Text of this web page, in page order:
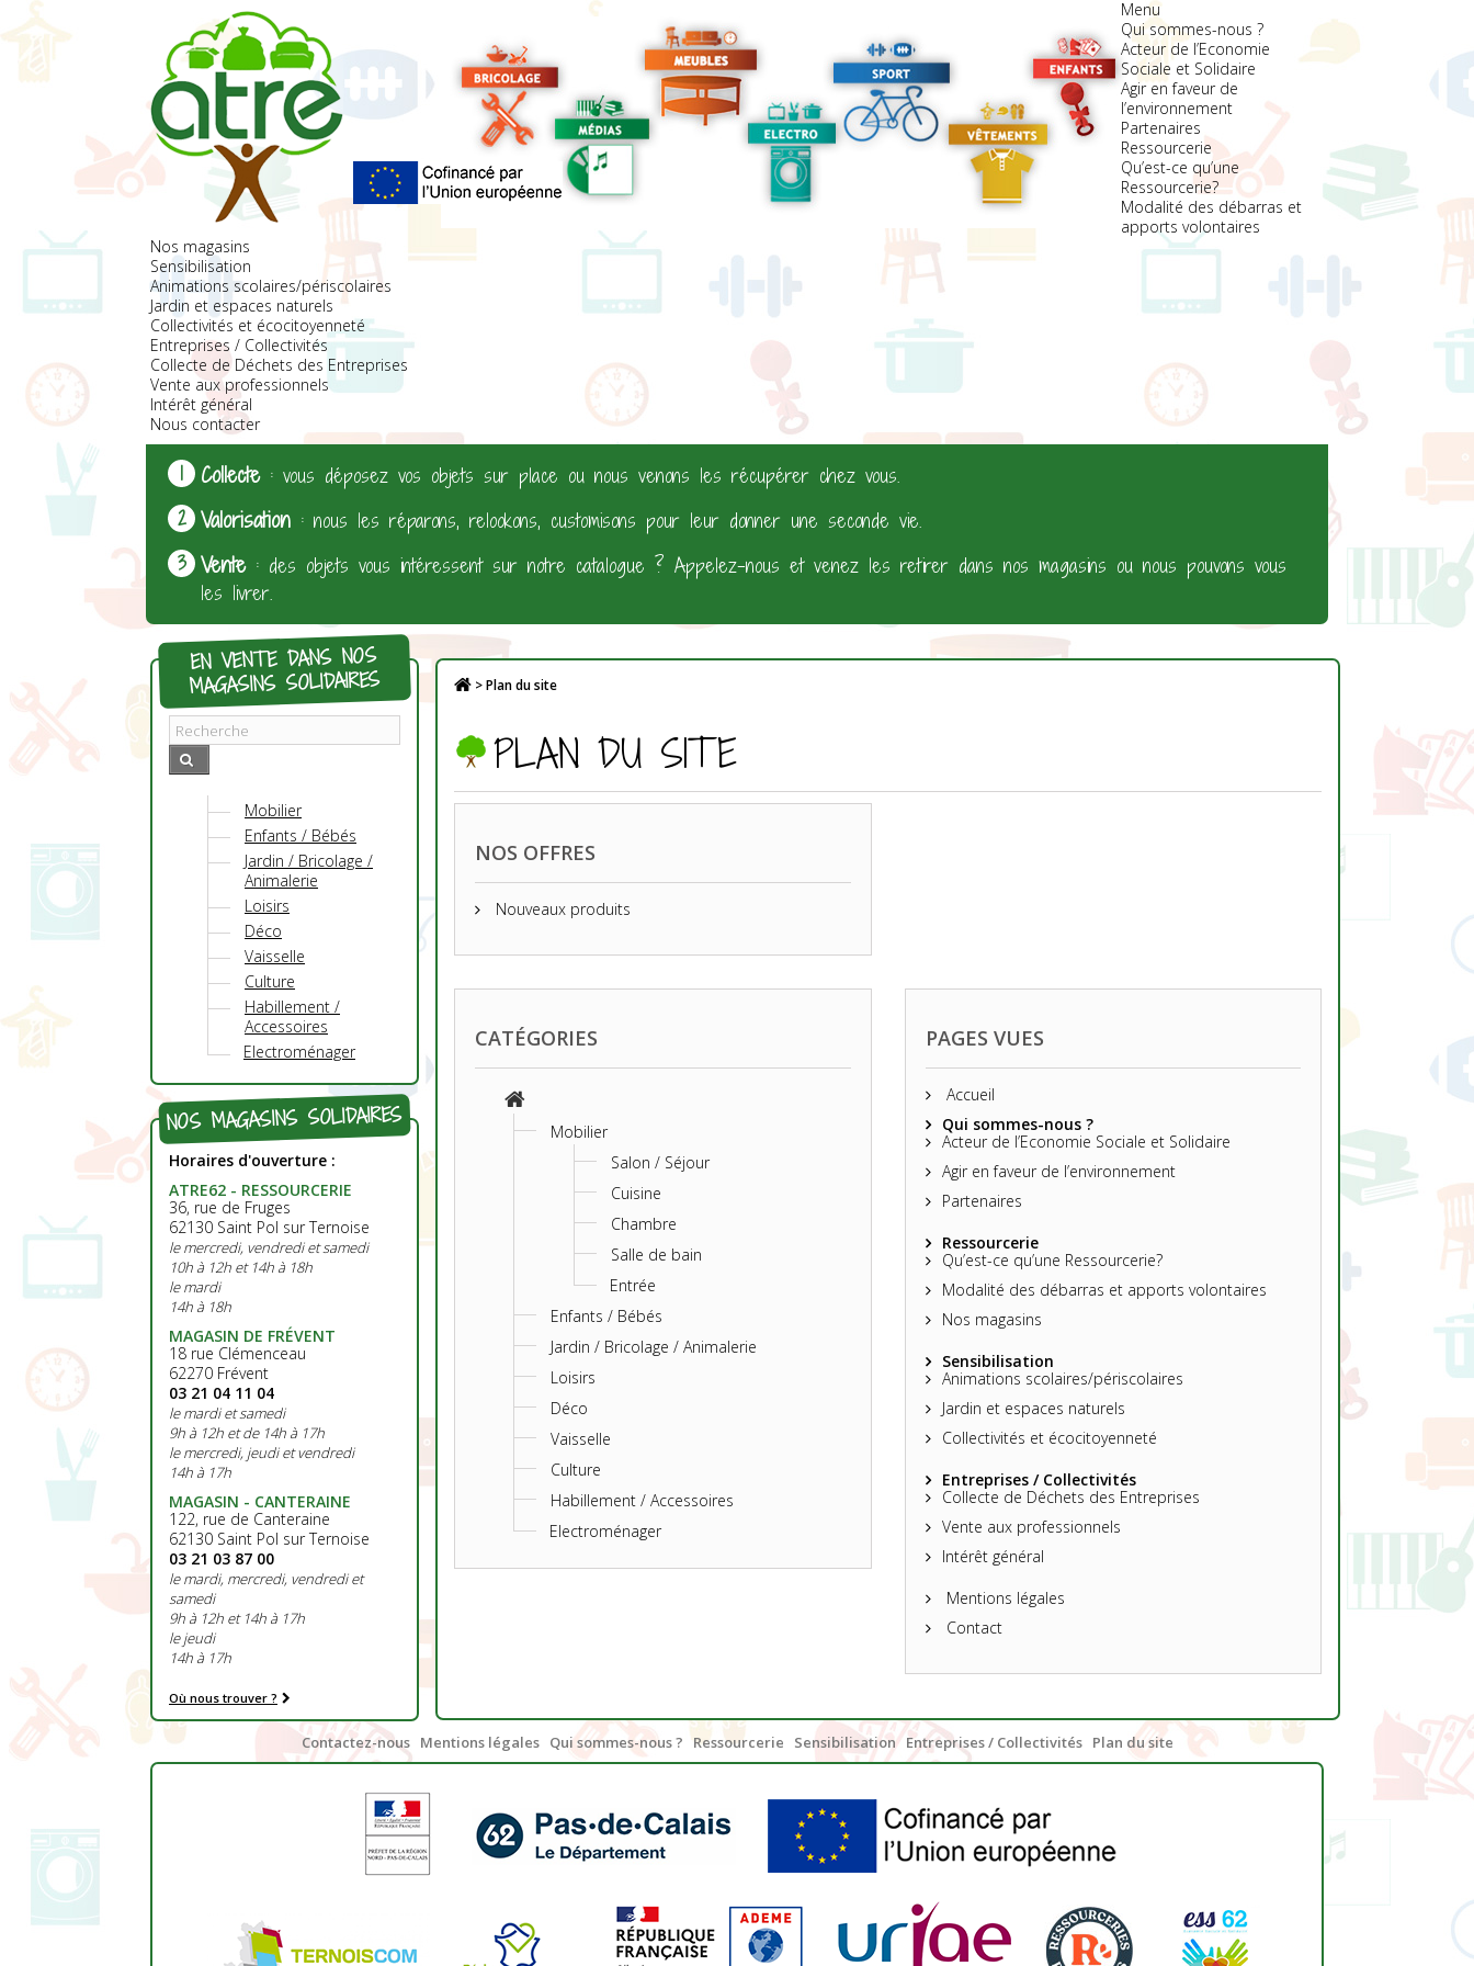
Menu
Qui sommes-nous ?
Acteur de l’Economie
Sociale et Solidaire
Agir en faveur de
l’environnement
Partenaires
Ressourcerie
Qu’est-ce qu’une
Ressourcerie?
Modalité des débarras et
apports volontaires
Nos magasins
Sensibilisation
Animations scolaires/périscolaires
Jardin et espaces naturels
Collectivités et écocitoyenneté
Entreprises / Collectivités
Collecte de Déchets des Entreprises
Vente aux professionnels
Intérêt général
Nous contacter
Collecte: vous déposez vos objets sur place ou nous venons les récupérer chez vous.
Valorisation : nous les réparons, relookons, customisons pour leur donner une seconde vie.
Vente: des objets vous intéressent sur notre catalogue ? Appelez-nous et venez les retirer dans nos magasins ou nous pouvons vous
les livrer.
EN VENTE DANS NOS
MAGASINS SOLIDAIRES
Mobilier
Enfants / Bébés
Jardin / Bricolage /
Animalerie
Loisirs
Déco
Vaisselle
Culture
Habillement /
Accessoires
Electroménager
NOS MAGASINS SOLIDAIRES
Horaires d'ouverture :
ATRE62 - RESSOURCERIE
36, rue de Fruges
62130 Saint Pol sur Ternoise
le mercredi, vendredi et samedi
10h à 12h et 14h à 18h
le mardi
14h à 18h
MAGASIN DE FRÉVENT
18 rue Clémenceau
62270 Frévent
03 21 04 11 04
le mardi et samedi
9h à 12h et de 14h à 17h
le mercredi, jeudi et vendredi
14h à 17h
MAGASIN - CANTERAINE
122, rue de Canteraine
62130 Saint Pol sur Ternoise
03 21 03 87 00
le mardi, mercredi, vendredi et
samedi
9h à 12h et 14h à 17h
le jeudi
14h à 17h
Où nous trouver ?
>Plan du site
PLAN DU SITE
NOS OFFRES
Nouveaux produits
CATÉGORIES
Mobilier
Salon / Séjour
Cuisine
Chambre
Salle de bain
Entrée
Enfants / Bébés
Jardin / Bricolage / Animalerie
Loisirs
Déco
Vaisselle
Culture
Habillement / Accessoires
Electroménager
PAGES VUES
Accueil
Qui sommes-nous ?
Acteur de l’Economie Sociale et Solidaire
Agir en faveur de l’environnement
Partenaires
Ressourcerie
Qu’est-ce qu’une Ressourcerie?
Modalité des débarras et apports volontaires
Nos magasins
Sensibilisation
Animations scolaires/périscolaires
Jardin et espaces naturels
Collectivités et écocitoyenneté
Entreprises / Collectivités
Collecte de Déchets des Entreprises
Vente aux professionnels
Intérêt général
Mentions légales
Contact
Contactez-nous Mentions légales Qui sommes-nous ? Ressourcerie Sensibilisation Entreprises / Collectivités Plan du site